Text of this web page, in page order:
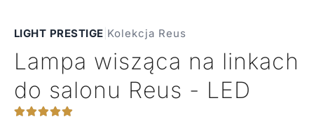
LIGHT PRESTIGE Kolekcja Reus
Lampa wisząca na linkach
do salonu Reus - LED